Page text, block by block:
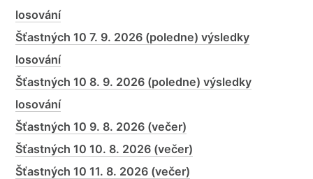
losování
Šťastných 10 7. 9. 2026 (poledne) výsledky
losování
Šťastných 10 8. 9. 2026 (poledne) výsledky
losování
Šťastných 10 9. 8. 2026 (večer)
Šťastných 10 10. 8. 2026 (večer)
Šťastných 10 11. 8. 2026 (večer)